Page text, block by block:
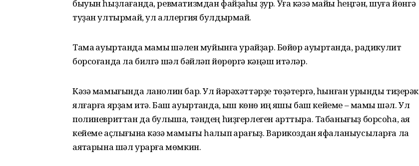
быуын һыҙлағанда, ревматизмдан файҙаһы ҙур. Уға кәзә майы һеңгән, шуға йөнгә
туҙан ултырмай, ул аллергия булдырмай.
Тамаҡ ауыртҡанда мамыҡ шәлен муйынға урайҙар. Бөйөр ауыртҡанда, радикулит
борсоғанда ла билгә шәл бәйләп йөрөргә кәңәш итәләр.
Кәзә мамығында ланолин бар. Ул йәрәхәттәрҙе төҙәтергә, һынған урынды тиҙерәк
ялғарға ярҙам итә. Баш ауыртҡанда, ҡыш көнө иң яҡшы баш кейеме – мамыҡ шәл. Ул
полиневриттан да булыша, тәндең һиҙгерлеген арттыра. Табанығыҙ борсоһа, аяҡ
кейеме аҫлығына кәзә мамығы һалып ҡарағыҙ. Варикоздан яфаланыусыларға ла
аяҡтарына шәл урарға мөмкин.